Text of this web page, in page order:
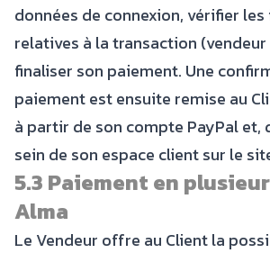
données de connexion, vérifier
relatives à la transaction
finaliser son paiement. Une
paiement est ensuite remise au
à partir de son compte PayPal et,
sein de son espace client sur le
5.3 Paiement en
Alma
Le Vendeur offre au Client la